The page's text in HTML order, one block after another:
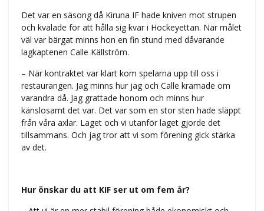
Det var en säsong då Kiruna IF hade kniven mot strupen
och kvalade för att hålla sig kvar i Hockeyettan. När målet
väl var bärgat minns hon en fin stund med dåvarande
lagkaptenen Calle Källström.
– När kontraktet var klart kom spelarna upp till oss i
restaurangen. Jag minns hur jag och Calle kramade om
varandra då. Jag grattade honom och minns hur
känslosamt det var. Det var som en stor sten hade släppt
från våra axlar. Laget och vi utanför laget gjorde det
tillsammans. Och jag tror att vi som förening gick stärka
av det.
Hur önskar du att KIF ser ut om fem år?